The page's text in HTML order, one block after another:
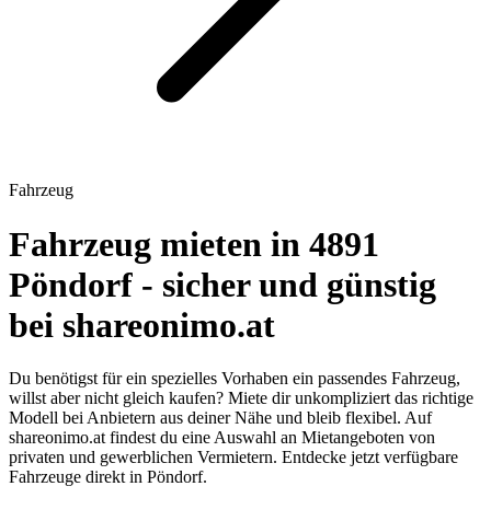
Fahrzeug
Fahrzeug mieten in 4891
Pöndorf - sicher und günstig
bei shareonimo.at
Du benötigst für ein spezielles Vorhaben ein passendes Fahrzeug,
willst aber nicht gleich kaufen? Miete dir unkompliziert das richtige
Modell bei Anbietern aus deiner Nähe und bleib flexibel. Auf
shareonimo.at findest du eine Auswahl an Mietangeboten von
privaten und gewerblichen Vermietern. Entdecke jetzt verfügbare
Fahrzeuge direkt in Pöndorf.